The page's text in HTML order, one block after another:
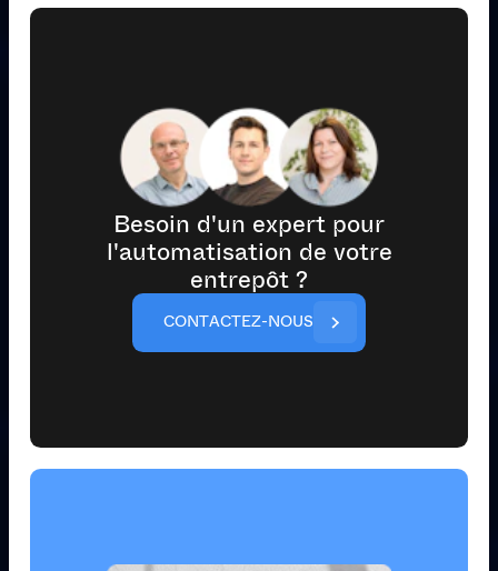
Besoin d'un expert pour
l'automatisation de votre
entrepôt ?
CONTACTEZ-NOUS